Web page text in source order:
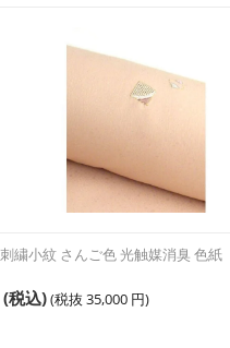
繍小紋 さんご色 光触媒消臭 色紙
(税込)(税抜 35,000 円)